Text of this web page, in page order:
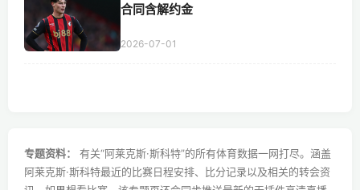
合同含解约金
2026-07-01
专题资料：
有关“阿莱克斯·斯科特”的所有体育数据一网打尽。涵盖
阿莱克斯·斯科特最近的比赛日程安排、比分记录以及相关的转会资